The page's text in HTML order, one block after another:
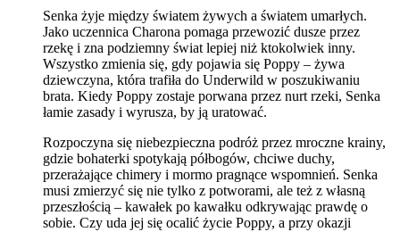
Senka żyje między światem żywych a światem umarłych.
Jako uczennica Charona pomaga przewozić dusze przez
rzekę i zna podziemny świat lepiej niż ktokolwiek inny.
Wszystko zmienia się, gdy pojawia się Poppy – żywa
dziewczyna, która trafiła do Underwild w poszukiwaniu
brata. Kiedy Poppy zostaje porwana przez nurt rzeki, Senka
łamie zasady i wyrusza, by ją uratować.
Rozpoczyna się niebezpieczna podróż przez mroczne krainy,
gdzie bohaterki spotykają półbogów, chciwe duchy,
przerażające chimery i mormo pragnące wspomnień. Senka
musi zmierzyć się nie tylko z potworami, ale też z własną
przeszłością – kawałek po kawałku odkrywając prawdę o
sobie. Czy uda jej się ocalić życie Poppy, a przy okazji